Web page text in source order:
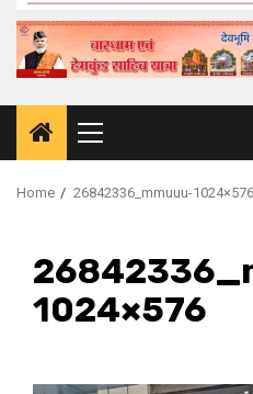
Primary
Menu
Home 26842336_mmuuu-1024×576
1024×576